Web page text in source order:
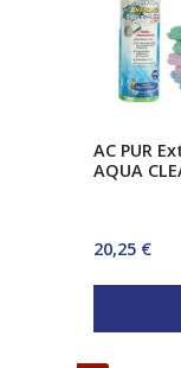
AC PUR
AQUA
Regulärer
20,25 €